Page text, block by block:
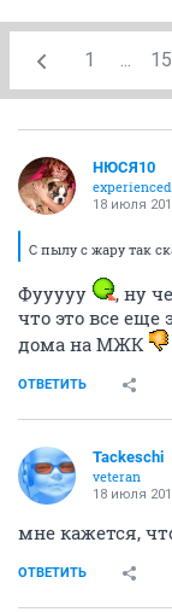
1 ... 15
НЮСЯ10
experienced
18 июля
С пылу с жару так
Фууууу
, ну
что это все
дома на МЖК
ОТВЕТИТЬ
Tackeschi
veteran
18 июля
мне кажется,
ОТВЕТИТЬ